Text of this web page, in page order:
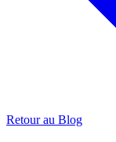
Retour au Blog